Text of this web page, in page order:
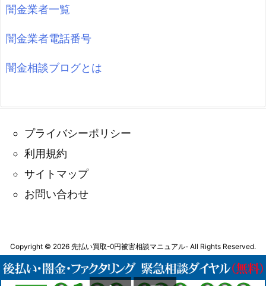
闇金業者一覧
闇金業者電話番号
闇金相談ブログとは
プライバシーポリシー
利用規約
サイトマップ
お問い合わせ
Copyright © 2026 先払い買取-0円被害相談マニュアル- All Rights Reserved.
WordPress Luxeritas Theme is provided by "Thought is free".